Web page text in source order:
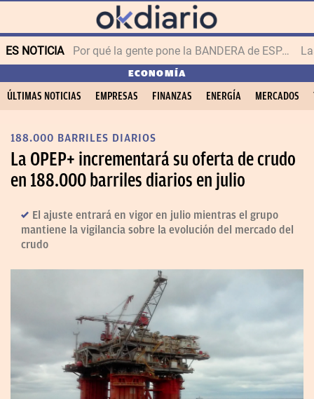
ES NOTICIA Por qué la gente pone la BANDERA de ESPAÑA en el balcón
ECONOMÍA
ÚLTIMAS NOTICIAS EMPRESAS FINANZAS ENERGÍA MERCADOS
188.000 BARRILES DIARIOS
La OPEP+ incrementará su oferta de crudo
en 188.000 barriles diarios en julio
El ajuste entrará en vigor en julio mientras el grupo
mantiene la vigilancia sobre la evolución del mercado del
crudo